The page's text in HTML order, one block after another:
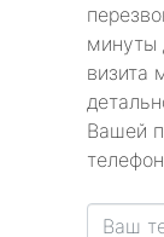
минуты
визита
Вашей